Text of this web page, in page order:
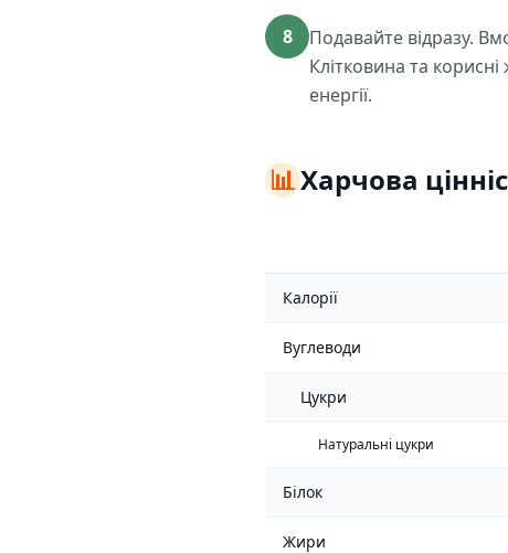
8
Подавайте відразу.
Клітковина та
енергії.
📊Харчова
Калорії
Вуглеводи
Цукри
Натуральні цукри
Білок
Жири